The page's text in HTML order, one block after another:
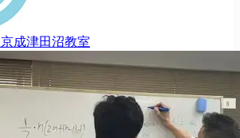
京成津田沼教室